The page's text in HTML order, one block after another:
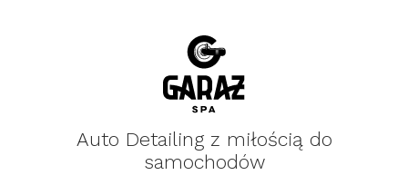
Auto Detailing z miłością do
samochodów